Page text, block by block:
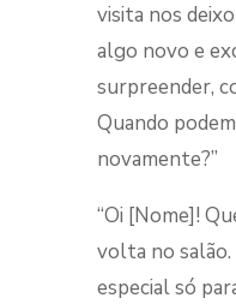
visita nos
algo novo e
surpreender,
Quando
novamente?”
“Oi [Nome]!
volta no
especial só